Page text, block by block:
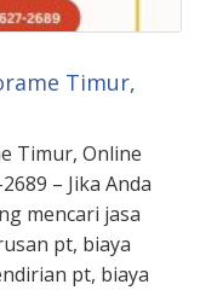
Timur,
Timur, Online
– Jika Anda
mencari jasa
pt, biaya
pt, biaya